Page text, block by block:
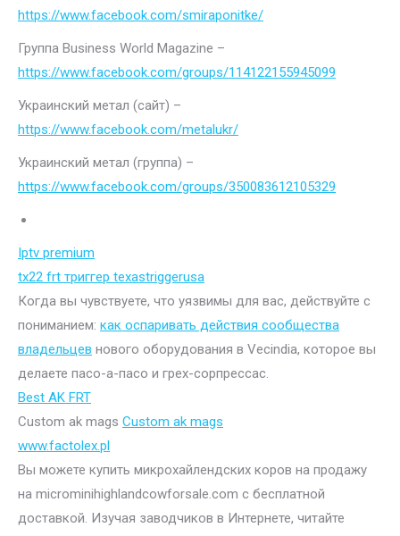
https://www.facebook.com/smiraponitke/
Группа Business World Magazine –
https://www.facebook.com/groups/114122155945099
Украинский метал (сайт) –
https://www.facebook.com/metalukr/
Украинский метал (группа) –
https://www.facebook.com/groups/350083612105329
Iptv premium
tx22 frt триггер texastriggerusa
Когда вы чувствуете, что уязвимы для вас, действуйте с
пониманием: как оспаривать действия сообщества
владельцев нового оборудования в Vecindia, которое вы
делаете пасо-а-пасо и грех-сорпрессас.
Best AK FRT
Custom ak mags Custom ak mags
www.factolex.pl
Вы можете купить микрохайлендских коров на продажу
на microminihighlandcowforsale.com с бесплатной
доставкой. Изучая заводчиков в Интернете, читайте